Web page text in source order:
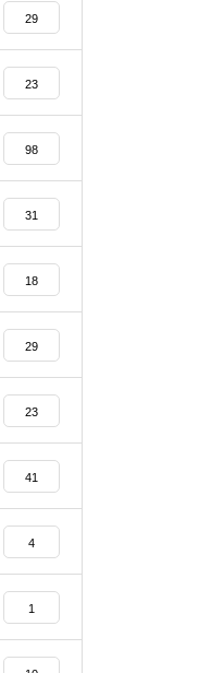
29
23
98
31
18
29
23
41
4
1